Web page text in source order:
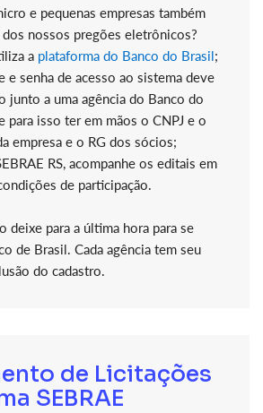
e pequenas empresas também
nossos pregões eletrônicos?
a plataforma do Banco do Brasil;
e senha de acesso ao sistema deve
junto a uma agência do Banco do
para isso ter em mãos o CNPJ e o
empresa e o RG dos sócios;
RS, acompanhe os editais em
de participação.
deixe para a última hora para se
de Brasil. Cada agência tem seu
do cadastro.
de Licitações
SEBRAE